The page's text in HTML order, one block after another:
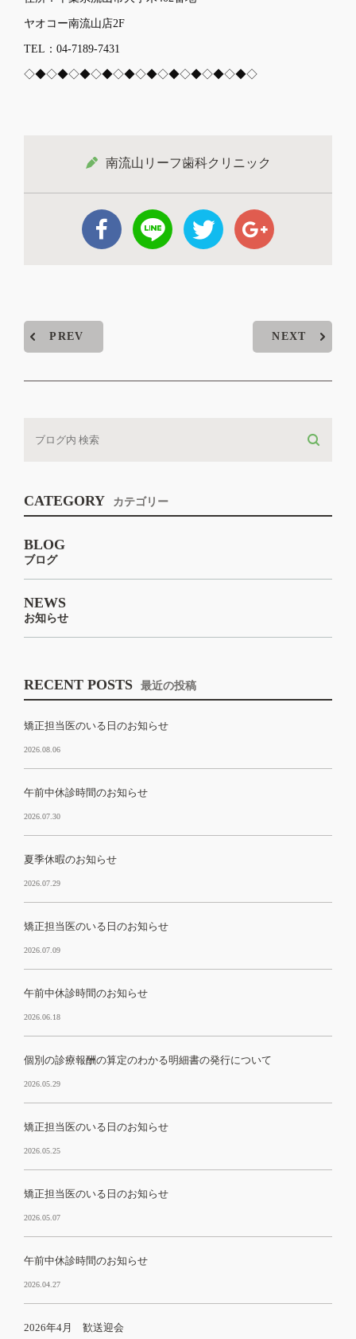
ヤオコー南流山店2F
TEL：04-7189-7431
◇◆◇◆◇◆◇◆◇◆◇◆◇◆◇◆◇◆◇◆◇
南流山リーフ歯科クリニック
PREV NEXT
CATEGORY カテゴリー
BLOG
ブログ
NEWS
お知らせ
RECENT POSTS 最近の投稿
矯正担当医のいる日のお知らせ
2026.08.06
午前中休診時間のお知らせ
2026.07.30
夏季休暇のお知らせ
2026.07.29
矯正担当医のいる日のお知らせ
2026.07.09
午前中休診時間のお知らせ
2026.06.18
個別の診療報酬の算定のわかる明細書の発行について
2026.05.29
矯正担当医のいる日のお知らせ
2026.05.25
矯正担当医のいる日のお知らせ
2026.05.07
午前中休診時間のお知らせ
2026.04.27
2026年4月 歓送迎会